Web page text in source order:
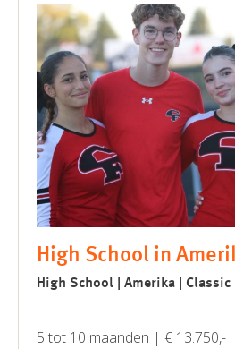
High School in
High School | Amerika | Classic
5 tot 10 maanden | € 13.750,-